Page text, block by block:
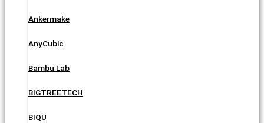
Ankermake
AnyCubic
Bambu Lab
BIGTREETECH
BIQU